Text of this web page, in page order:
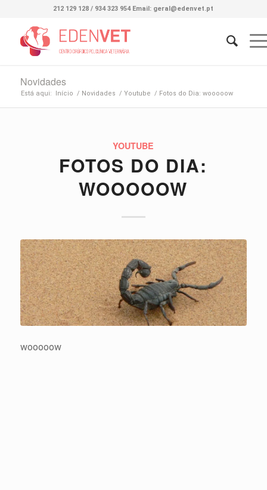
212 129 128 / 934 323 954 Email: geral@edenvet.pt
Novidades
Está aqui: Início / Novidades / Youtube / Fotos do Dia: wooooow
YOUTUBE
FOTOS DO DIA:
WOOOOOW
wooooow